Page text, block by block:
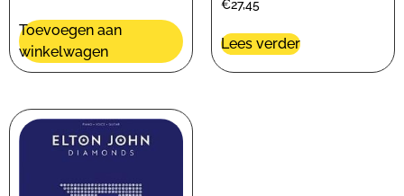
Toevoegen aan
winkelwagen
€27,45
Lees verder